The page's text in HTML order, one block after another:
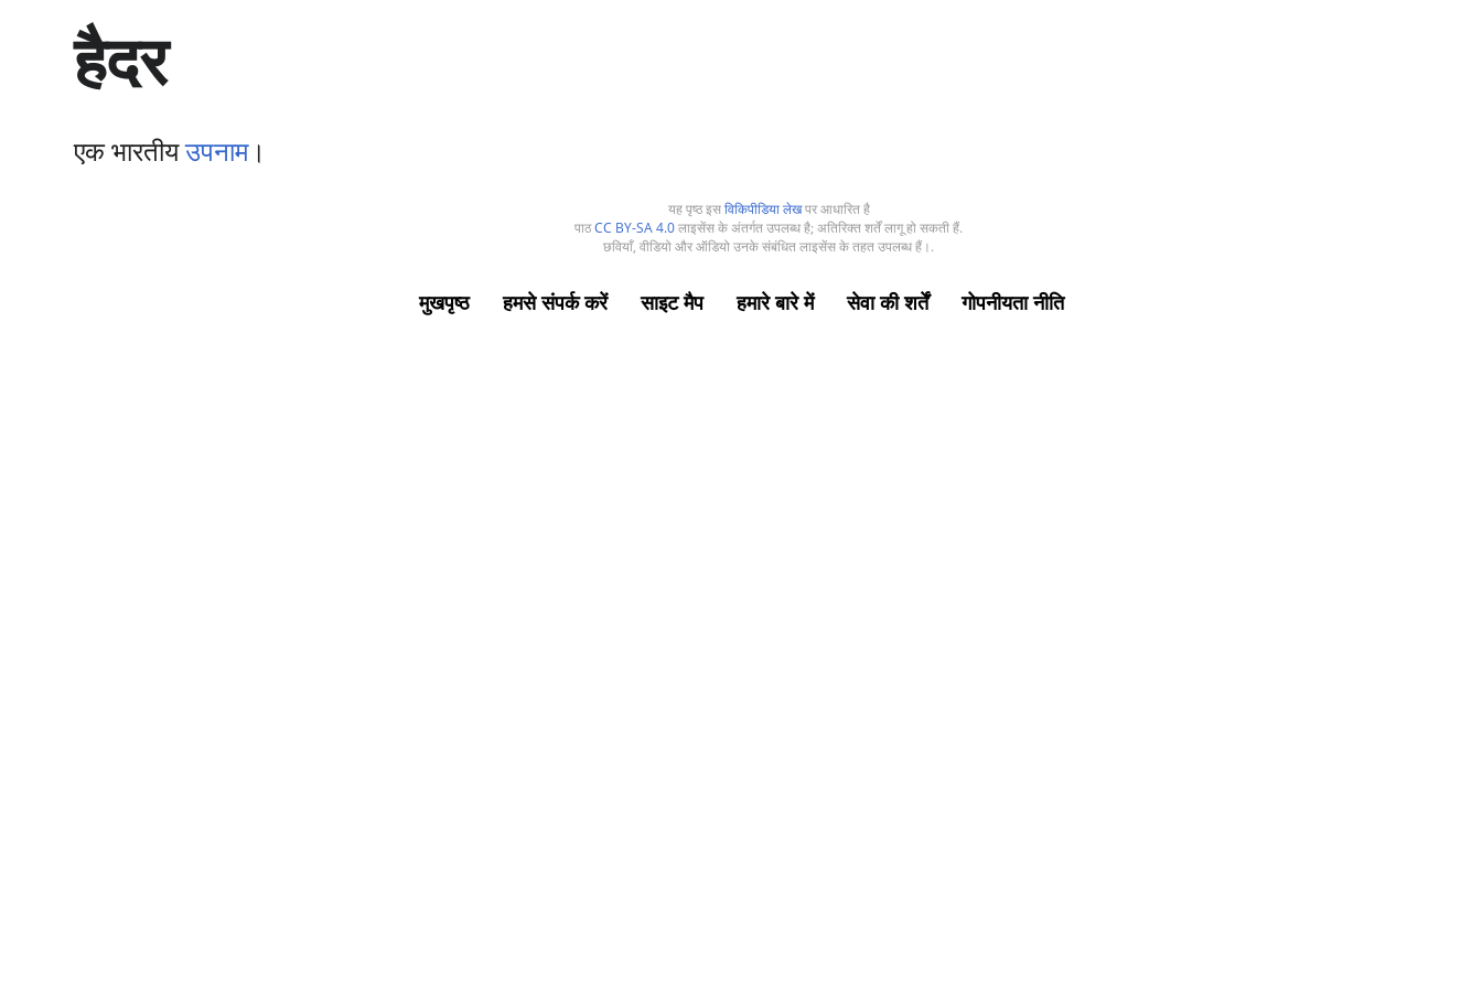
म
ग्री
प
एँ
हैदर
एक भारतीयउपनाम।
यह पृष्ठ इसविकिपीडिया लेखपर आधारित है
पाठCC BY-SA 4.0लाइसेंस के अंतर्गत उपलब्ध है; अतिरिक्त शर्तें लागू हो सकती हैं.
छवियाँ, वीडियो और ऑडियो उनके संबंधित लाइसेंस के तहत उपलब्ध हैं।.
मुखपृष्ठ हमसे संपर्क करें साइट मैप हमारे बारे में सेवा की शर्तें गोपनीयता नीति